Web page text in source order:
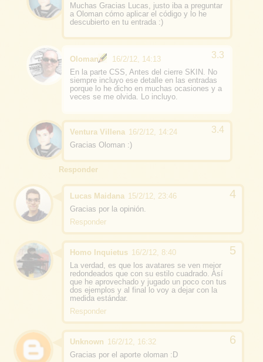
Muchas Gracias Lucas, justo iba a preguntar
a Oloman cómo aplicar el código y lo he
descubierto en tu entrada :)
Oloman
16/2/12, 14:13
En la parte CSS, Antes del cierre SKIN. No
siempre incluyo ese detalle en las entradas
porque lo he dicho en muchas ocasiones y a
veces se me olvida. Lo incluyo.
Ventura Villena 16/2/12, 14:24
Gracias Oloman :)
Responder
Lucas Maidana 15/2/12, 23:46
Gracias por la opinión.
Responder
Homo Inquietus 16/2/12, 8:40
La verdad, es que los avatares se ven mejor
redondeados que con su estilo cuadrado. Así
que he aprovechado y jugado un poco con tus
dos ejemplos y al final lo voy a dejar con la
medida estándar.
Responder
Unknown 16/2/12, 16:32
Gracias por el aporte oloman :D